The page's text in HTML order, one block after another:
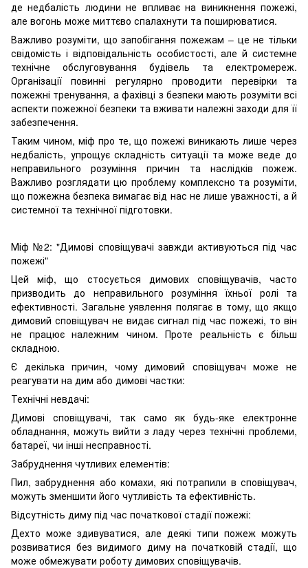
де недбалість людини не впливає на виникнення пожежі,
але вогонь може миттєво спалахнути та поширюватися.
Важливо розуміти, що запобігання пожежам – це не тільки
свідомість і відповідальність особистості, але й системне
технічне обслуговування будівель та електромереж.
Організації повинні регулярно проводити перевірки та
пожежні тренування, а фахівці з безпеки мають розуміти всі
аспекти пожежної безпеки та вживати належні заходи для її
забезпечення.
Таким чином, міф про те, що пожежі виникають лише через
недбалість, упрощує складність ситуації та може веде до
неправильного розуміння причин та наслідків пожеж.
Важливо розглядати цю проблему комплексно та розуміти,
що пожежна безпека вимагає від нас не лише уважності, а й
системної та технічної підготовки.
Міф №2: "Димові сповіщувачі завжди активуються під час
пожежі"
Цей міф, що стосується димових сповіщувачів, часто
призводить до неправильного розуміння їхньої ролі та
ефективності. Загальне уявлення полягає в тому, що якщо
димовий сповіщувач не видає сигнал під час пожежі, то він
не працює належним чином. Проте реальність є більш
складною.
Є декілька причин, чому димовий сповіщувач може не
реагувати на дим або димові частки:
Технічні невдачі:
Димові сповіщувачі, так само як будь-яке електронне
обладнання, можуть вийти з ладу через технічні проблеми,
батареї, чи інші несправності.
Забруднення чутливих елементів:
Пил, забруднення або комахи, які потрапили в сповіщувач,
можуть зменшити його чутливість та ефективність.
Відсутність диму під час початкової стадії пожежі:
Дехто може здивуватися, але деякі типи пожеж можуть
розвиватися без видимого диму на початковій стадії, що
може обмежувати роботу димових сповіщувачів.